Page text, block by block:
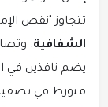
تتجاوز "نقص
الشفافية.
يضم نافذين في
متورط في